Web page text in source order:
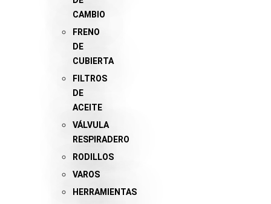
CAMBIO
FRENO
DE
CUBIERTA
FILTROS
DE
ACEITE
VÁLVULA
RESPIRADERO
RODILLOS
VAROS
HERRAMIENTAS